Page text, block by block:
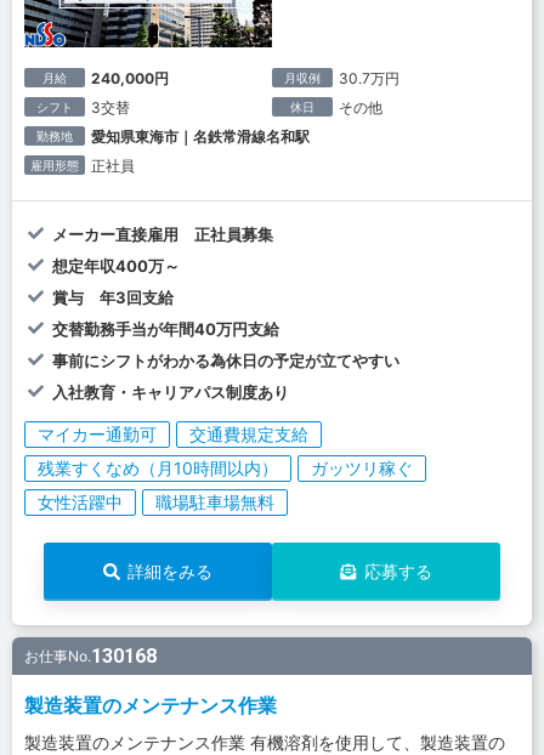
月給 240,000円 月収例 30.7万円
シフト 3交替 休日 その他
勤務地 愛知県東海市｜名鉄常滑線名和駅
雇用形態 正社員
メーカー直接雇用 正社員募集
想定年収400万～
賞与 年3回支給
交替勤務手当が年間40万円支給
事前にシフトがわかる為休日の予定が立てやすい
入社教育・キャリアパス制度あり
マイカー通勤可
交通費規定支給
残業すくなめ（月10時間以内）
ガッツリ稼ぐ
女性活躍中
職場駐車場無料
詳細をみる 応募する
お仕事No.130168
製造装置のメンテナンス作業
製造装置のメンテナンス作業 有機溶剤を使用して、製造装置の